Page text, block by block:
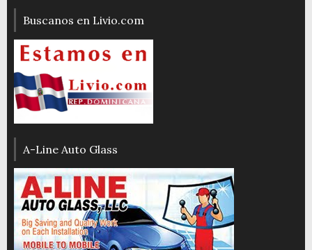
Buscanos en Livio.com
A-Line Auto Glass